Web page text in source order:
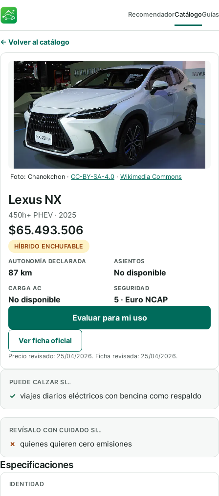
FaroEV RecomendadorCatálogoGuías
← Volver al catálogo
Foto: Chanokchon · CC-BY-SA-4.0 · Wikimedia Commons
Lexus NX
450h+ PHEV · 2025
$65.493.506
HÍBRIDO ENCHUFABLE
AUTONOMÍA DECLARADA
87 km
ASIENTOS
No disponible
CARGA AC
No disponible
SEGURIDAD
5 · Euro NCAP
Evaluar para mi uso
Ver ficha oficial
Precio revisado: 25/04/2026. Ficha revisada: 25/04/2026.
PUEDE CALZAR SI…
viajes diarios eléctricos con bencina como respaldo
REVÍSALO CON CUIDADO SI…
quienes quieren cero emisiones
Especificaciones
IDENTIDAD